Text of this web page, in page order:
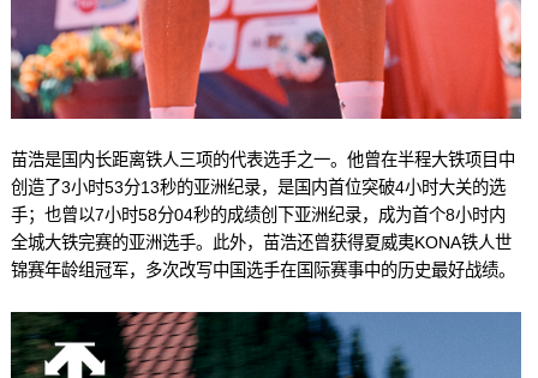
苗浩是国内长距离铁人三项的代表选手之一。他曾在半程大铁项目中
创造了3小时53分13秒的亚洲纪录，是国内首位突破4小时大关的选
手；也曾以7小时58分04秒的成绩创下亚洲纪录，成为首个8小时内
全城大铁完赛的亚洲选手。此外，苗浩还曾获得夏威夷KONA铁人世
锦赛年龄组冠军，多次改写中国选手在国际赛事中的历史最好战绩。